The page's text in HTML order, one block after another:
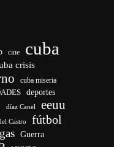
cine cuba
crisis
cuba miseria
deportes
díaz Canel eeuu
Castro fútbol
Guerra